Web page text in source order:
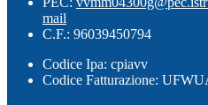
mail
C.F.: 96039450794
Codice Ipa: cpiavv
Codice Fatturazione: